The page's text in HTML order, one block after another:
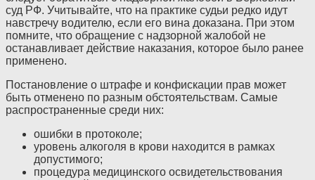
суд РФ. Учитывайте, что на практике судьи редко идут
навстречу водителю, если его вина доказана. При этом
помните, что обращение с надзорной жалобой не
останавливает действие наказания, которое было ранее
применено.
Постановление о штрафе и конфискации прав может
быть отменено по разным обстоятельствам. Самые
распространенные среди них:
ошибки в протоколе;
уровень алкоголя в крови находится в рамках
допустимого;
процедура медицинского освидетельствования